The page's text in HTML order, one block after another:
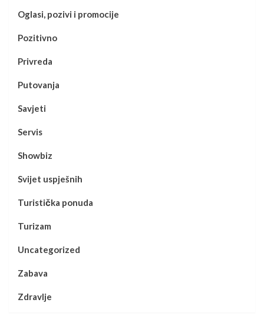
Oglasi, pozivi i promocije
Pozitivno
Privreda
Putovanja
Savjeti
Servis
Showbiz
Svijet uspješnih
Turistička ponuda
Turizam
Uncategorized
Zabava
Zdravlje